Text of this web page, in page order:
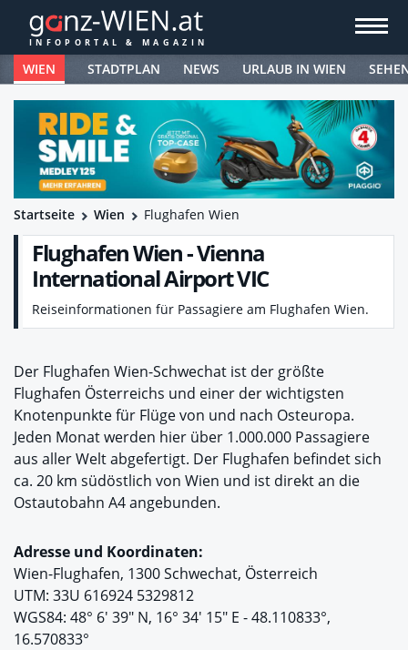
WIEN STADTPLAN NEWS URLAUB IN WIEN
Startseite Wien Flughafen Wien
Flughafen Wien - Vienna
International Airport VIC
Reiseinformationen für Passagiere am Flughafen Wien.
Der Flughafen Wien-Schwechat ist der größte
Flughafen Österreichs und einer der wichtigsten
Knotenpunkte für Flüge von und nach Osteuropa.
Jeden Monat werden hier über 1.000.000 Passagiere
aus aller Welt abgefertigt. Der Flughafen befindet sich
ca. 20 km südöstlich von Wien und ist direkt an die
Ostautobahn A4 angebunden.
Adresse und Koordinaten:
Wien-Flughafen, 1300 Schwechat, Österreich
UTM: 33U 616924 5329812
WGS84: 48° 6′ 39″ N, 16° 34′ 15″ E - 48.110833°,
16.570833°